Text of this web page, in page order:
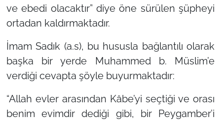
ve ebedi olacaktır” diye öne sürülen şüpheyi
ortadan kaldırmaktadır.
İmam Sadık (a.s), bu hususla bağlantılı olarak
başka bir yerde Muhammed b. Müslim’e
verdiği cevapta şöyle buyurmaktadır:
“Allah evler arasından Kâbe’yi seçtiği ve orası
benim evimdir dediği gibi, bir Peygamber’i